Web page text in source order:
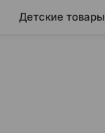
Детские товары